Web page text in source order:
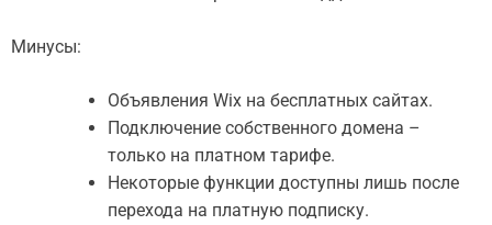
Минусы:
Объявления Wix на бесплатных сайтах.
Подключение собственного домена –
только на платном тарифе.
Некоторые функции доступны лишь после
перехода на платную подписку.